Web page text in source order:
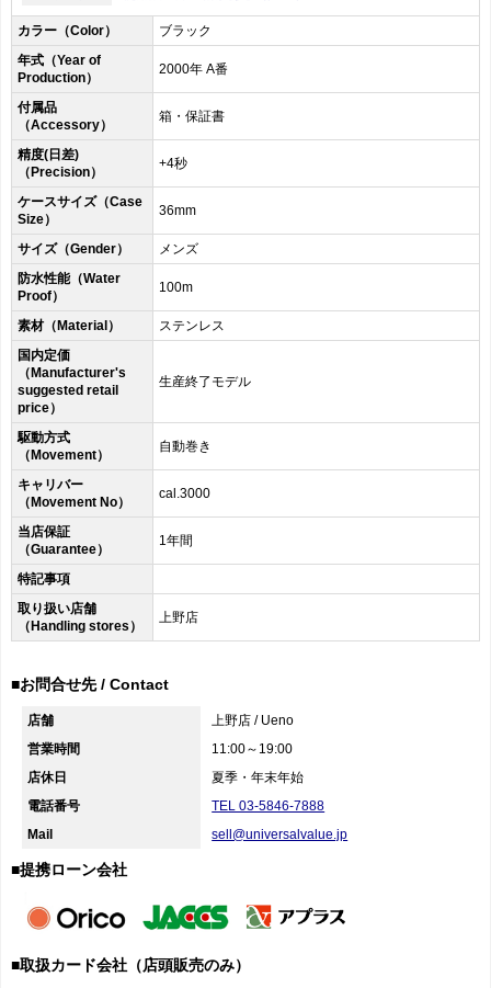
カラー（Color）
ブラック
年式（Year of
Production）
2000年 A番
付属品
（Accessory）
箱・保証書
精度(日差)
（Precision）
+4秒
ケースサイズ（Case
Size）
36mm
サイズ（Gender）
メンズ
防水性能（Water
Proof）
100m
素材（Material）
ステンレス
国内定価
（Manufacturer's
suggested retail
price）
生産終了モデル
駆動方式
（Movement）
自動巻き
キャリバー
（Movement No）
cal.3000
当店保証
（Guarantee）
1年間
特記事項
取り扱い店舗
（Handling stores）
上野店
■お問合せ先 / Contact
店舗
上野店 / Ueno
営業時間
11:00～19:00
店休日
夏季・年末年始
電話番号
TEL 03-5846-7888
Mail
sell@universalvalue.jp
■提携ローン会社
■取扱カード会社（店頭販売のみ）